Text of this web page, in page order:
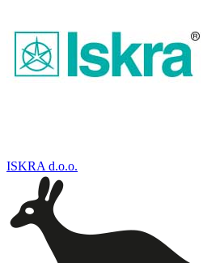
ISKRA d.o.o.